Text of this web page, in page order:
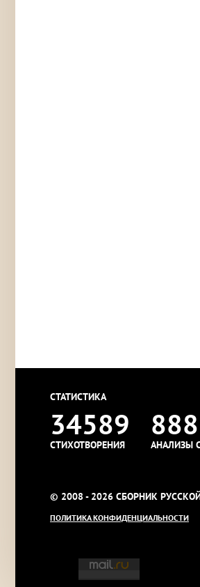
СТАТИСТИКА
34589
СТИХОТВОРЕНИЯ
888
АНАЛИЗЫ
© 2008 - 2026 СБОРНИК
ПОЛИТИКА КОНФИДЕНЦИАЛЬНОСТИ